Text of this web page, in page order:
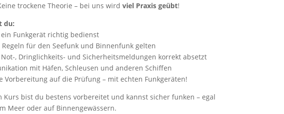
trockene Theorie – bei uns wird viel Praxis geübt!
du:
ein Funkgerät richtig bedienst
Regeln für den Seefunk und Binnenfunk gelten
Not-, Dringlichkeits- und Sicherheitsmeldungen korrekt absetzt
mit Häfen, Schleusen und anderen Schiffen
Vorbereitung auf die Prüfung – mit echten Funkgeräten!
Kurs bist du bestens vorbereitet und kannst sicher funken – egal
Meer oder auf Binnengewässern.